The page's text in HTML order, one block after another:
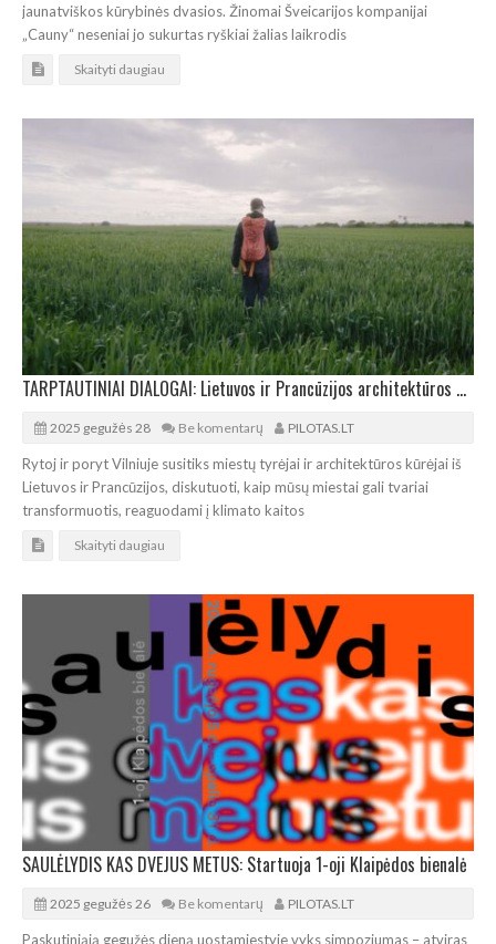
jaunatviškos kūrybinės dvasios. Žinomai Šveicarijos kompanijai
„Cauny“ neseniai jo sukurtas ryškiai žalias laikrodis
Skaityti daugiau
TARPTAUTINIAI DIALOGAI: Lietuvos ir Prancūzijos architektūros dienos Vilniuje
2025 gegužės 28 Be komentarų PILOTAS.LT
Rytoj ir poryt Vilniuje susitiks miestų tyrėjai ir architektūros kūrėjai iš
Lietuvos ir Prancūzijos, diskutuoti, kaip mūsų miestai gali tvariai
transformuotis, reaguodami į klimato kaitos
Skaityti daugiau
SAULĖLYDIS KAS DVEJUS METUS: Startuoja 1-oji Klaipėdos bienalė
2025 gegužės 26 Be komentarų PILOTAS.LT
Paskutiniąją gegužės dieną uostamiestyje vyks simpoziumas – atviras